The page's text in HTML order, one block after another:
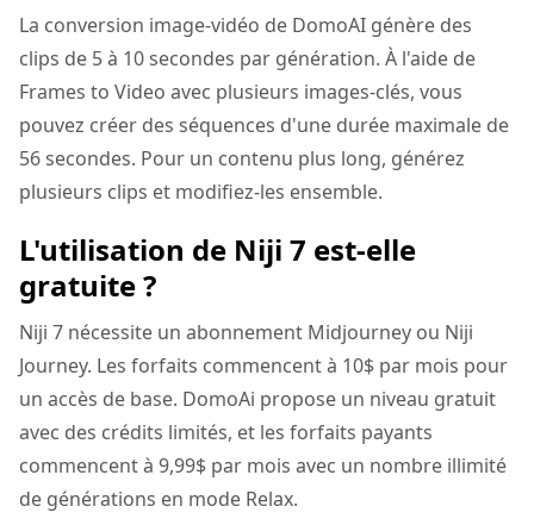
La conversion image-vidéo de DomoAI génère des
clips de 5 à 10 secondes par génération. À l'aide de
Frames to Video avec plusieurs images-clés, vous
pouvez créer des séquences d'une durée maximale de
56 secondes. Pour un contenu plus long, générez
plusieurs clips et modifiez-les ensemble.
L'utilisation de Niji 7 est-elle
gratuite ?
Niji 7 nécessite un abonnement Midjourney ou Niji
Journey. Les forfaits commencent à 10$ par mois pour
un accès de base. DomoAi propose un niveau gratuit
avec des crédits limités, et les forfaits payants
commencent à 9,99$ par mois avec un nombre illimité
de générations en mode Relax.